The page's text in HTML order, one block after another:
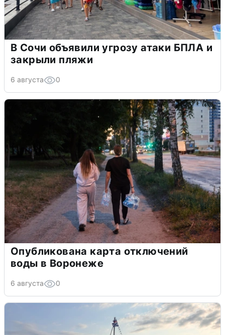
В Сочи объявили угрозу атаки БПЛА и
закрыли пляжи
6 августа 0
Опубликована карта отключений
воды в Воронеже
6 августа 0